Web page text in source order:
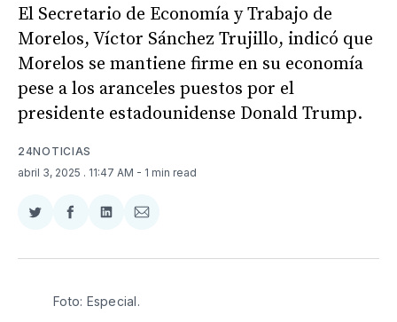
El Secretario de Economía y Trabajo de
Morelos, Víctor Sánchez Trujillo, indicó que
Morelos se mantiene firme en su economía
pese a los aranceles puestos por el
presidente estadounidense Donald Trump.
24NOTICIAS
abril 3, 2025 . 11:47 AM - 1 min read
Compartir
Twitter
Compartir
Facebook
Compartir
LinkedIn
Compartir
Email
Foto: Especial.